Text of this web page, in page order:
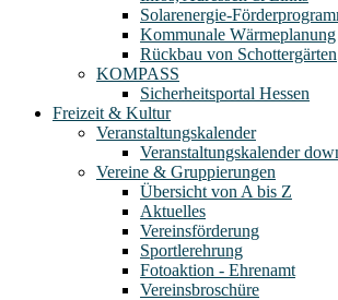
Solarenergie-
Kommunale Wärmeplanung
Rückbau von Schottergärten
KOMPASS
Sicherheitsportal Hessen
Freizeit & Kultur
Veranstaltungskalender
Veranstaltungskalender
Vereine & Gruppierungen
Übersicht von A bis Z
Aktuelles
Vereinsförderung
Sportlerehrung
Fotoaktion - Ehrenamt
Vereinsbroschüre